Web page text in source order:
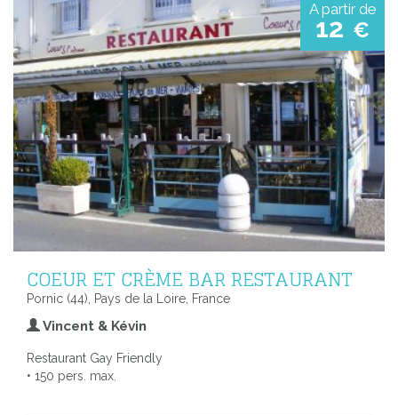
A partir de
12 €
COEUR ET CRÈME BAR RESTAURANT
Pornic (44), Pays de la Loire, France
Vincent & Kévin
Restaurant Gay Friendly
• 150 pers. max.